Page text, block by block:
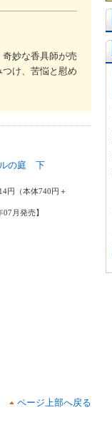
妙な香具師が売
け、苦悩と慰め
の庭 下
円（本体740円＋
07月発売】
ページ上部へ戻る